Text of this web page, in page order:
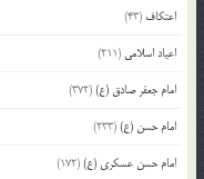
اعتکاف (43)
اعیاد اسلامی (211)
امام جعفر صادق (ع)(372)
امام حسن (ع)(233)
امام حسن عسکری (ع)(172)